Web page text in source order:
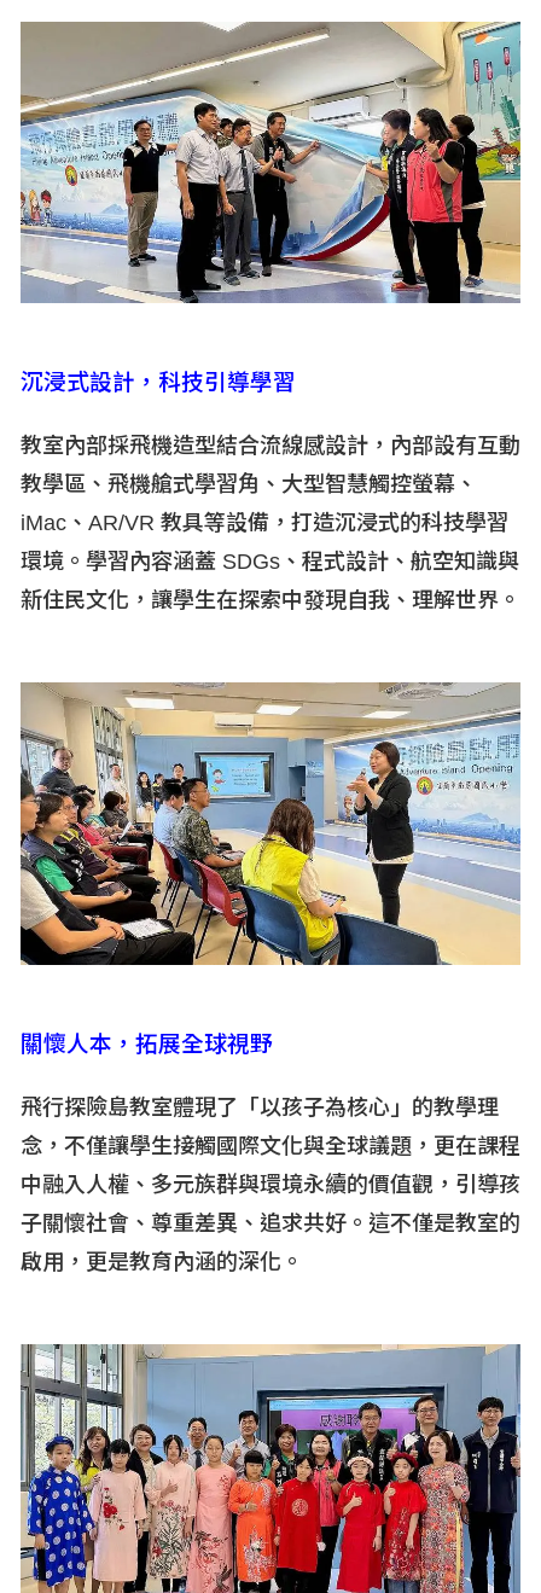
沉浸式設計，科技引導學習
教室內部採飛機造型結合流線感設計，內部設有互動
教學區、飛機艙式學習角、大型智慧觸控螢幕、
iMac 、AR/VR 教具等設備，打造沉浸式的科技學習
環境。學習內容涵蓋 SDGs 、程式設計、航空知識與
新住民文化，讓學生在探索中發現自我、理解世界。
關懷人本，拓展全球視野
飛行探險島教室體現了「以孩子為核心」的教學理
念，不僅讓學生接觸國際文化與全球議題，更在課程
中融入人權、多元族群與環境永續的價值觀，引導孩
子關懷社會、尊重差異、追求共好。這不僅是教室的
啟用，更是教育內涵的深化。